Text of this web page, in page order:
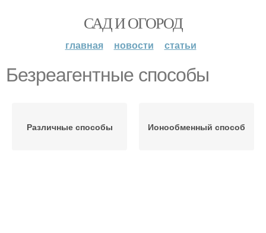
САД И ОГОРОД
главная новости статьи
Безреагентные способы
Различные способы Ионообменный способ